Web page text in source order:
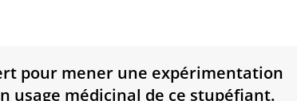
pour mener une expérimentation
usage médicinal de ce stupéfiant.